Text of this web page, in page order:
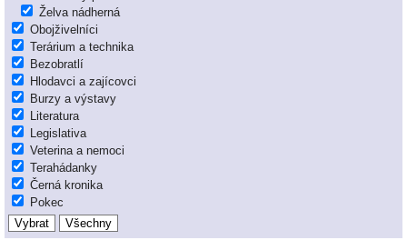
Želva nádherná
Obojživelníci
Terárium a technika
Bezobratlí
Hlodavci a zajícovci
Burzy a výstavy
Literatura
Legislativa
Veterina a nemoci
Terahádanky
Černá kronika
Pokec